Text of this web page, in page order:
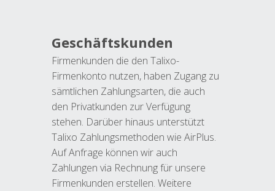
Geschäftskunden
Firmenkunden die den Talixo-
Firmenkonto nutzen, haben Zugang zu
sämtlichen Zahlungsarten, die auch
den Privatkunden zur Verfügung
stehen. Darüber hinaus unterstützt
Talixo Zahlungsmethoden wie AirPlus.
Auf Anfrage können wir auch
Zahlungen via Rechnung für unsere
Firmenkunden erstellen. Weitere